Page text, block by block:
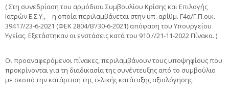
( Στη συνεδρίαση του αρμόδιου Συμβουλίου Κρίσης και Επιλογής
Ιατρών Ε.Σ.Υ., – η οποία περιλαμβάνεται στην υπ. αρίθμ. Γ4α/Γ.Π.οικ.
39417/23-6-2021 (ΦΕΚ 2804/Β’/30-6-2021) απόφαση του Υπουργείου
Υγείας. Eξετάστηκαν οι ενστάσεις κατά του 910 //21-11-2022 Πίνακα. )
Οι προαναφερόμενοι πίνακες, περιλαμβάνουν τους υποψηφίους που
προκρίνονται για τη διαδικασία της συνέντευξης από το συμβούλιο
με σκοπό την κατάρτιση της τελικής κατάταξης αξιολόγησης.